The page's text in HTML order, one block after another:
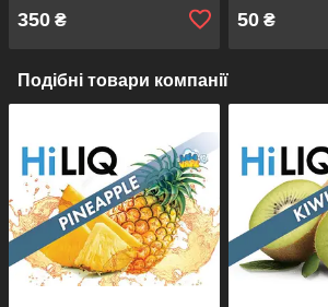
350 ₴ 50₴
Подібні товари компанії